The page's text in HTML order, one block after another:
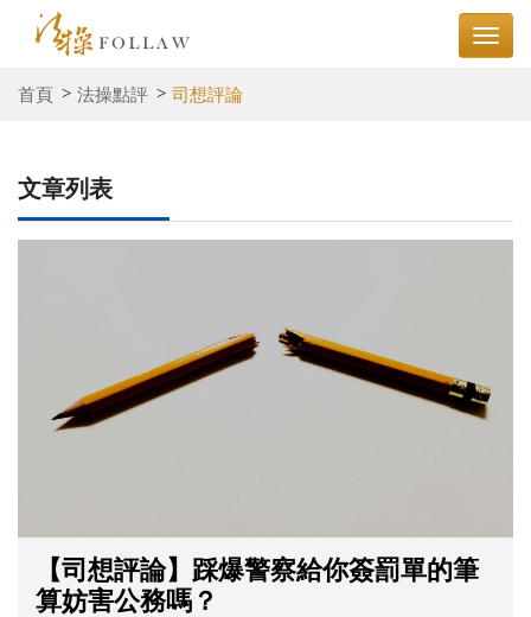
首頁 法操點評 司想評論
文章列表
【司想評論】踩爆警察給你簽罰單的筆
算妨害公務嗎？